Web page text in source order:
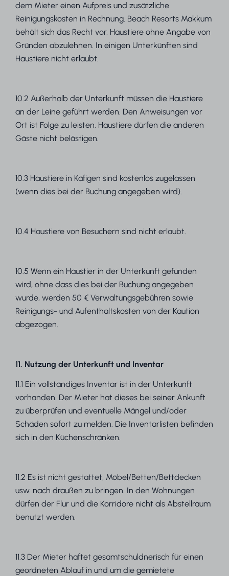
dem Mieter einen Aufpreis und zusätzliche
Reinigungskosten in Rechnung. Beach Resorts Makkum
behält sich das Recht vor, Haustiere ohne Angabe von
Gründen abzulehnen. In einigen Unterkünften sind
Haustiere nicht erlaubt.
10.2 Außerhalb der Unterkunft müssen die Haustiere
an der Leine geführt werden. Den Anweisungen vor
Ort ist Folge zu leisten. Haustiere dürfen die anderen
Gäste nicht belästigen.
10.3 Haustiere in Käfigen sind kostenlos zugelassen
(wenn dies bei der Buchung angegeben wird).
10.4 Haustiere von Besuchern sind nicht erlaubt.
10.5 Wenn ein Haustier in der Unterkunft gefunden
wird, ohne dass dies bei der Buchung angegeben
wurde, werden 50 € Verwaltungsgebühren sowie
Reinigungs- und Aufenthaltskosten von der Kaution
abgezogen.
11. Nutzung der Unterkunft und Inventar
11.1 Ein vollständiges Inventar ist in der Unterkunft
vorhanden. Der Mieter hat dieses bei seiner Ankunft
zu überprüfen und eventuelle Mängel und/oder
Schäden sofort zu melden. Die Inventarlisten befinden
sich in den Küchenschränken.
11.2 Es ist nicht gestattet, Möbel/Betten/Bettdecken
usw. nach draußen zu bringen. In den Wohnungen
dürfen der Flur und die Korridore nicht als Abstellraum
benutzt werden.
11.3 Der Mieter haftet gesamtschuldnerisch für einen
geordneten Ablauf in und um die gemietete